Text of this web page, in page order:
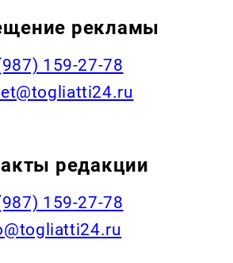
рекламы
159-27-78
редакции
159-27-78